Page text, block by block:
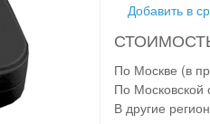
Добавить в
По Москве (в
По Московской
В другие